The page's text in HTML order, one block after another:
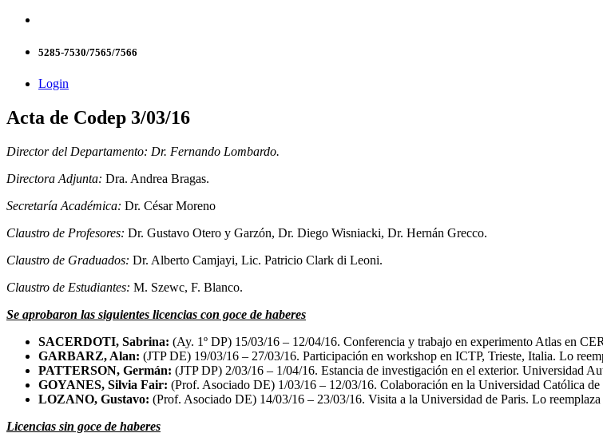
5285-7530/7565/7566
Login
Acta de Codep 3/03/16
Director del Departamento: Dr. Fernando Lombardo.
Directora Adjunta: Dra. Andrea Bragas.
Secretaría Académica: Dr. César Moreno
Claustro de Profesores: Dr. Gustavo Otero y Garzón, Dr. Diego Wisniacki, Dr. Hernán Grecco.
Claustro de Graduados: Dr. Alberto Camjayi, Lic. Patricio Clark di Leoni.
Claustro de Estudiantes: M. Szewc, F. Blanco.
Se aprobaron las siguientes licencias con goce de haberes
SACERDOTI, Sabrina: (Ay. 1º DP) 15/03/16 – 12/04/16. Conferencia y trabajo en experimento Atlas en
GARBARZ, Alan: (JTP DE) 19/03/16 – 27/03/16. Participación en workshop en ICTP, Trieste, Italia. Lo
PATTERSON, Germán: (JTP DP) 2/03/16 – 1/04/16. Estancia de investigación en el exterior. Universidad
GOYANES, Silvia Fair: (Prof. Asociado DE) 1/03/16 – 12/03/16. Colaboración en la Universidad Católica de
LOZANO, Gustavo: (Prof. Asociado DE) 14/03/16 – 23/03/16. Visita a la Universidad de Paris. Lo
Licencias sin goce de haberes